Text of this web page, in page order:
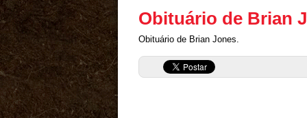
Obituário de Brian
Obituário de Brian Jones.